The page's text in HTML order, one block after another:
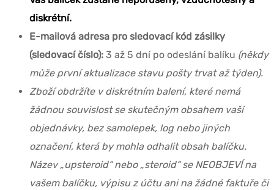
diskrétní.
E-mailová adresa pro sledovací kód zásilky
(sledovací číslo): 3 až 5 dní po odeslání balíku (někdy
může první aktualizace stavu pošty trvat až týden).
Zboží obdržíte v diskrétním balení, které nemá
žádnou souvislost se skutečným obsahem vaší
objednávky, bez samolepek, log nebo jiných
označení, která by mohla odhalit obsah balíčku.
Název „upsteroid“ nebo „steroid“ se NEOBJEVÍ na
vašem balíčku, výpisu z účtu ani na žádné faktuře či